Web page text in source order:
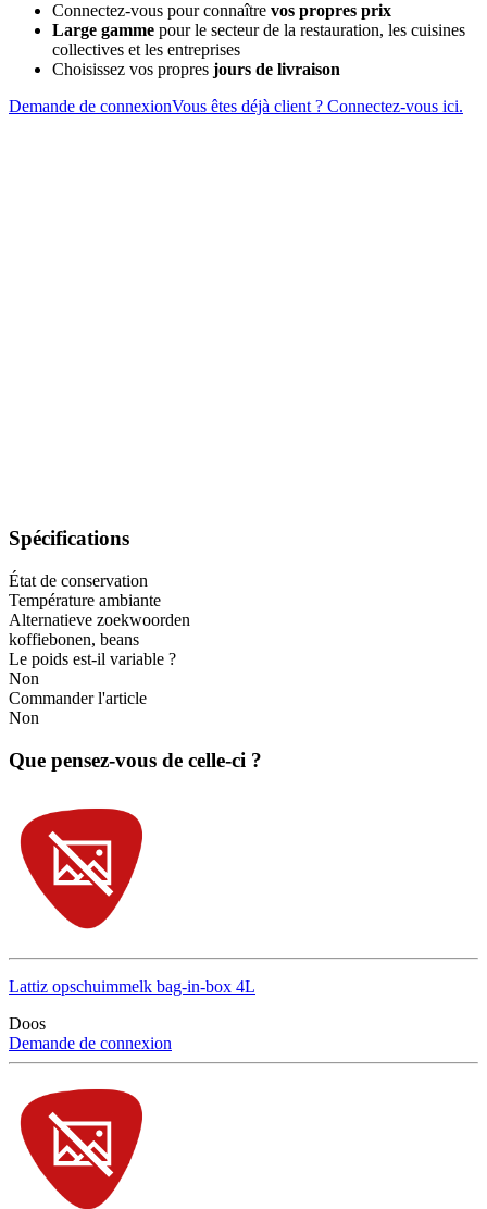
Connectez-vous pour connaître vos propres prix
Large gamme pour le secteur de la restauration, les cuisines
collectives et les entreprises
Choisissez vos propres jours de livraison
Demande de connexionVous êtes déjà client ? Connectez-vous ici.
Spécifications
État de conservation
Température ambiante
Alternatieve zoekwoorden
koffiebonen, beans
Le poids est-il variable ?
Non
Commander l'article
Non
Que pensez-vous de celle-ci ?
Lattiz opschuimmelk bag-in-box 4L
Doos
Demande de connexion